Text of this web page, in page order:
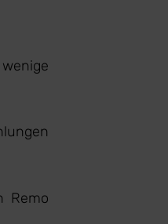
Remo